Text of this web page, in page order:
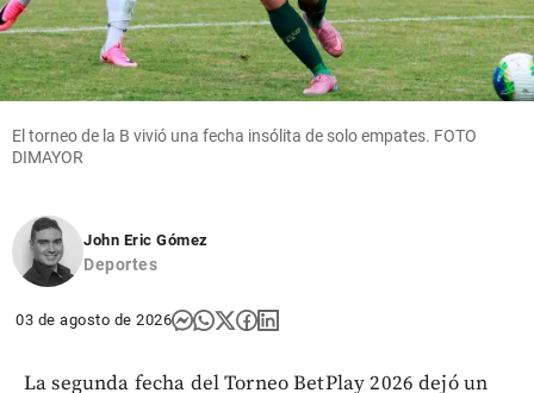
El torneo de la B vivió una fecha insólita de solo empates. FOTO
DIMAYOR
John Eric Gómez
Deportes
03 de agosto de 2026
La segunda fecha del Torneo BetPlay 2026 dejó un